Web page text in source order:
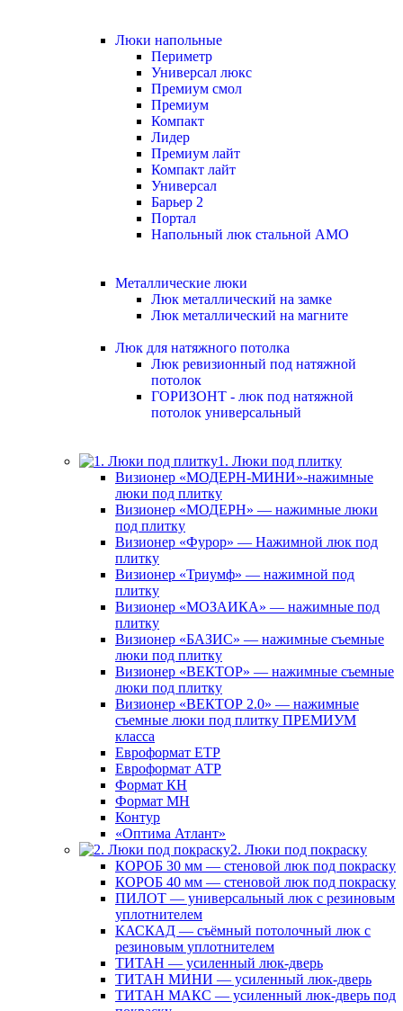
Люки напольные
Периметр
Универсал люкс
Премиум смол
Премиум
Компакт
Лидер
Премиум лайт
Компакт лайт
Универсал
Барьер 2
Портал
Напольный люк стальной АМО
Металлические люки
Люк металлический на замке
Люк металлический на магните
Люк для натяжного потолка
Люк ревизионный под натяжной
потолок
ГОРИЗОНТ - люк под натяжной
потолок универсальный
1. Люки под плитку
Визионер «МОДЕРН-МИНИ»-нажимные
люки под плитку
Визионер «МОДЕРН» — нажимные люки
под плитку
Визионер «Фурор» — Нажимной люк под
плитку
Визионер «Триумф» — нажимной под
плитку
Визионер «МОЗАИКА» — нажимные под
плитку
Визионер «БАЗИС» — нажимные съемные
люки под плитку
Визионер «ВЕКТОР» — нажимные съемные
люки под плитку
Визионер «ВЕКТОР 2.0» — нажимные
съемные люки под плитку ПРЕМИУМ
класса
Евроформат ЕТР
Евроформат АТР
Формат КН
Формат МН
Контур
«Оптима Атлант»
2. Люки под покраску
КОРОБ 30 мм — стеновой люк под покраску
КОРОБ 40 мм — стеновой люк под покраску
ПИЛОТ — универсальный люк с резиновым
уплотнителем
КАСКАД — съёмный потолочный люк с
резиновым уплотнителем
ТИТАН — усиленный люк-дверь
ТИТАН МИНИ — усиленный люк-дверь
ТИТАН МАКС — усиленный люк-дверь под